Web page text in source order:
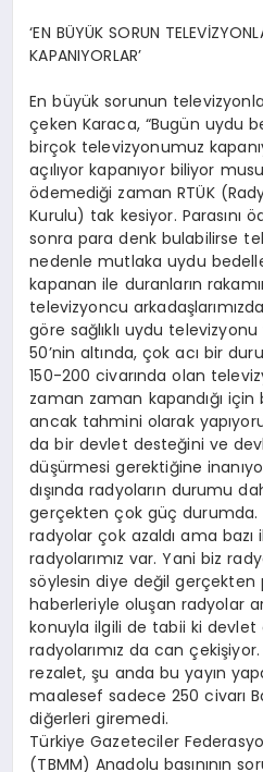
‘EN BÜYÜK SORUN
KAPANIYORLAR’
En büyük sorunun
çeken Karaca, “Bugün uydu
birçok televizyonumuz
açılıyor kapanıyor biliyor
ödemediği zaman RTÜK
Kurulu) tak kesiyor. Parasını
sonra para denk bulabilirse
nedenle mutlaka uydu
kapanan ile duranların
televizyoncu
göre sağlıklı uydu televizyonu
50’nin altında, çok acı bir
150-200 civarında olan
zaman zaman kapandığı
ancak tahmini olarak
da bir devlet desteğini ve
düşürmesi gerektiğine
dışında radyoların durumu
gerçekten çok güç durumda.
radyolar çok azaldı ama
radyolarımız var. Yani biz
söylesin diye değil gerçekten
haberleriyle oluşan radyolar
konuyla ilgili de tabii ki devlet
radyolarımız da can
rezalet, şu anda bu yayın
maalesef sadece 250 civarı
diğerleri giremedi.
Türkiye Gazeteciler
(TBMM) Anadolu basınının